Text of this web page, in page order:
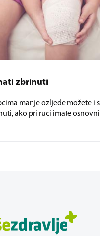
zbrinuti
manje ozljede možete i
ako pri ruci imate